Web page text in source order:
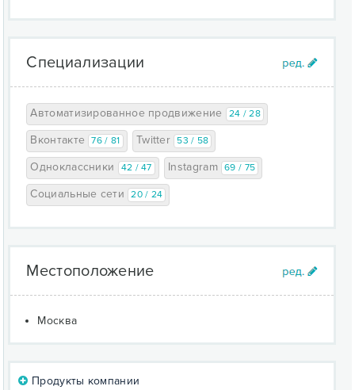
Специализации
Автоматизированное продвижение 24 / 28
Вконтакте 76 / 81 Twitter 53 / 58
Одноклассники 42 / 47 Instagram 69 / 75
Социальные сети 20 / 24
Местоположение
Москва
Продукты компании